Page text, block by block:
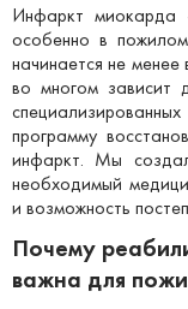
Цены
Отзывы
Контакты
Инфаркт миокарда
особенно в
начинается не
во многом зависит
программу
инфаркт. Мы
необходимый
и возможность
Почему
важна для